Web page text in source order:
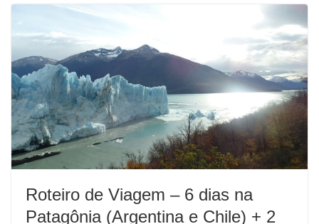
Roteiro de Viagem – 6 dias na
Patagônia (Argentina e Chile) + 2